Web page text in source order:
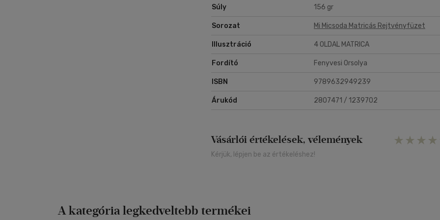
Súly 156 gr
Sorozat Mi Micsoda Matricás Rejtvényfüzet
Illusztráció 4 OLDAL MATRICA
Fordító Fenyvesi Orsolya
ISBN 9789632949239
Árukód 2807471 / 1239702
Vásárlói értékelések, vélemények
Kérjük, lépjen be az értékeléshez!
A kategória legkedveltebb termékei